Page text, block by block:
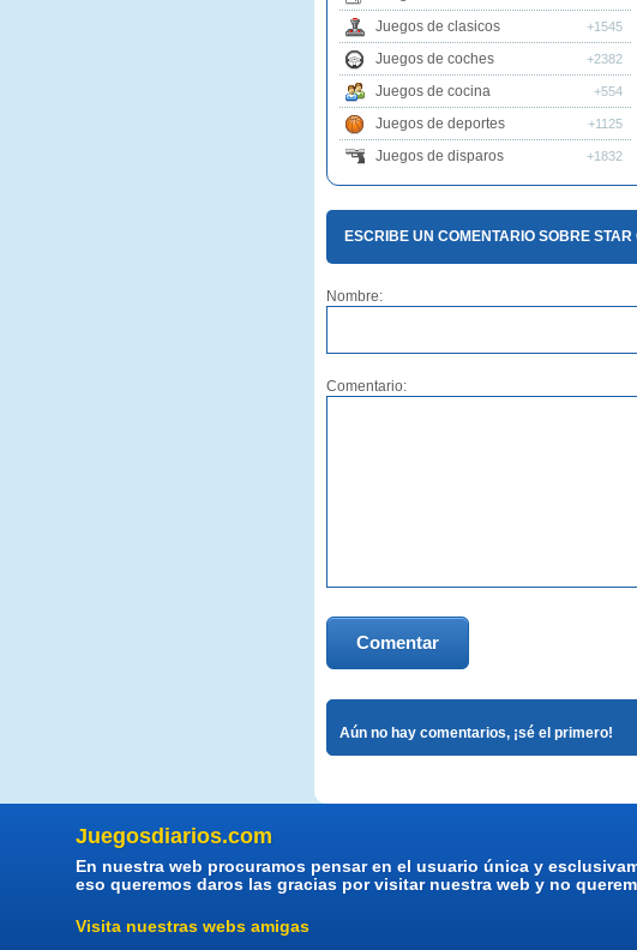
Juegos de clasicos +1545
Juegos de coches +2382
Juegos de cocina +554
Juegos de deportes +1125
Juegos de disparos +1832
ESCRIBE UN COMENTARIO SOBRE STAR
Nombre:
Comentario:
Comentar
Aún no hay comentarios, ¡sé el primero!
Juegosdiarios.com
En nuestra web procuramos pensar en el usuario única y
eso queremos daros las gracias por visitar nuestra web y no
Visita nuestras webs amigas